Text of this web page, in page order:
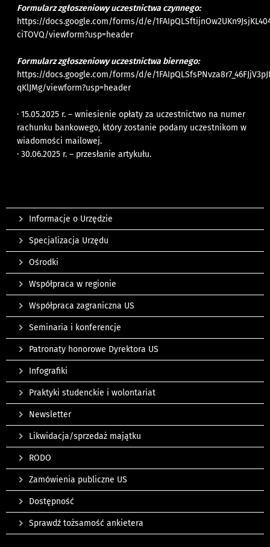
Formularz zgłoszeniowy uczestnictwa czynnego:
https://docs.google.com/forms/d/e/
ciTOVQ/viewform?usp=header
Formularz zgłoszeniowy uczestnictwa biernego:
https://docs.google.com/forms/d/e/
qKlJMg/viewform?usp=header
· 15.05.2025 r. – wniesienie opłaty za uczestnictwo na numer
rachunku bankowego, który zostanie podany uczestnikom w
wiadomości mailowej.
· 30.06.2025 r. – przesłanie artykułu.
Informacje o Urzędzie
Specjalizacja Urzędu
Ośrodki
Współpraca w regionie
Współpraca zagraniczna US
Seminaria i konferencje
Patronaty honorowe Dyrektora US
Infografiki
Praktyki studenckie i wolontariat
Newsletter
Likwidacja/sprzedaż majątku
RODO
Zamówienia publiczne US
Dostępność
Sprawdź tożsamość ankietera